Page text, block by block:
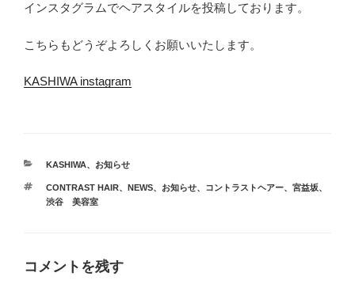
インスタグラムでヘアスタイルを投稿しております。
こちらもどうぞよろしくお願いいたします。
KASHIWA instagram
カ
ゴ
リ
KASHIWA、 お知らせ
タ
グ
CONTRAST HAIR、 NEWS、 お知らせ、 コントラストヘアー、 宮益坂、
渋谷 美容室
コメントを残す